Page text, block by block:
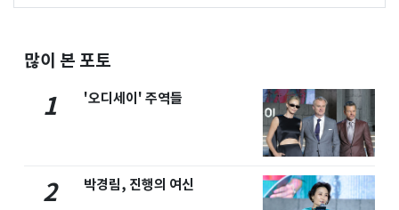
많이 본 포토
1 '오디세이' 주역들
2 박경림, 진행의 여신